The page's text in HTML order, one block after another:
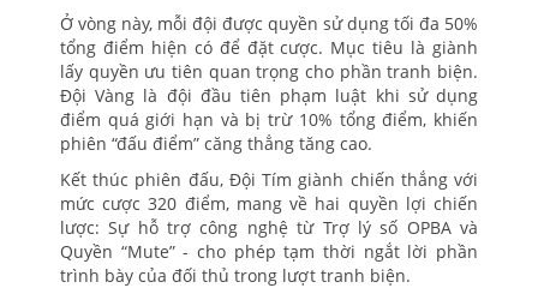
Ở vòng này, mỗi đội được quyền sử dụng tối đa 50%
tổng điểm hiện có để đặt cược. Mục tiêu là giành
lấy quyền ưu tiên quan trọng cho phần tranh biện.
Đội Vàng là đội đầu tiên phạm luật khi sử dụng
điểm quá giới hạn và bị trừ 10% tổng điểm, khiến
phiên “đấu điểm” căng thẳng tăng cao.
Kết thúc phiên đấu, Đội Tím giành chiến thắng với
mức cược 320 điểm, mang về hai quyền lợi chiến
lược: Sự hỗ trợ công nghệ từ Trợ lý số OPBA và
Quyền “Mute” - cho phép tạm thời ngắt lời phần
trình bày của đối thủ trong lượt tranh biện.